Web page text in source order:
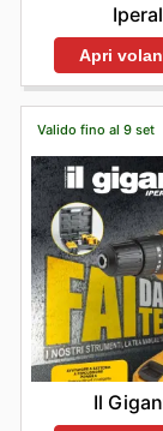
Iperal
Apri
Valido fino al 9 set
Il